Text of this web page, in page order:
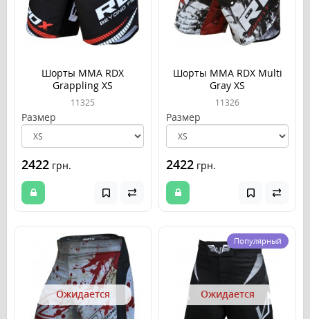
Шорты MMA RDX
Grappling XS
11325
Размер
2422 грн.
Шорты MMA RDX Multi
Gray XS
11326
Размер
2422 грн.
Ожидается
Популярный
Ожидается